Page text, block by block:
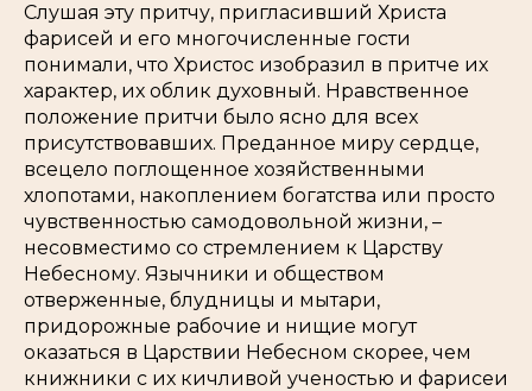
Слушая эту притчу, пригласивший Христа
фарисей и его многочисленные гости
понимали, что Христос изобразил в притче их
характер, их облик духовный. Нравственное
положение притчи было ясно для всех
присутствовавших. Преданное миру сердце,
всецело поглощенное хозяйственными
хлопотами, накоплением богатства или просто
чувственностью самодовольной жизни, –
несовместимо со стремлением к Царству
Небесному. Язычники и обществом
отверженные, блудницы и мытари,
придорожные рабочие и нищие могут
оказаться в Царствии Небесном скорее, чем
книжники с их кичливой ученостью и фарисеи